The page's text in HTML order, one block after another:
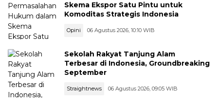
Skema Ekspor Satu Pintu untuk
Komoditas Strategis Indonesia
Opini 06 Agustus 2026, 10:10 WIB
Sekolah Rakyat Tanjung Alam
Terbesar di Indonesia, Groundbreaking
September
Straightnews 06 Agustus 2026, 09:05 WIB